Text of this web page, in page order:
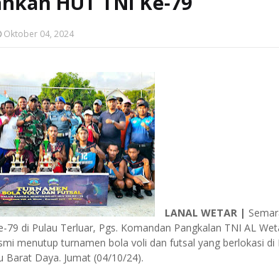
Oktober 04, 2024
LANAL WETAR |
79 di Pulau Terluar, Pgs. Komandan Pangkalan TNI AL
menutup turnamen bola voli dan futsal yang berlokasi
Barat Daya. Jumat (04/10/24).